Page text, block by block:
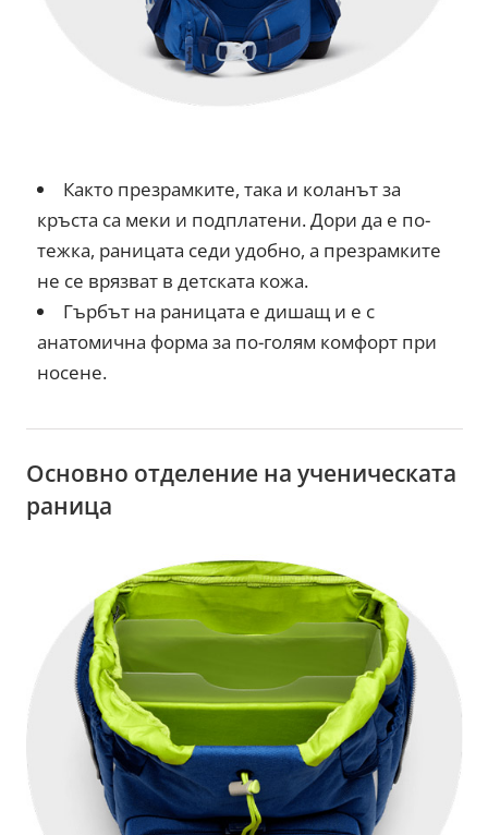
Както презрамките, така и коланът за
кръста са меки и подплатени. Дори да е по-
тежка, раницата седи удобно, а презрамките
не се врязват в детската кожа.
Гърбът на раницата е дишащ и е с
анатомична форма за по-голям комфорт при
носене.
Основно отделение на ученическата
раница